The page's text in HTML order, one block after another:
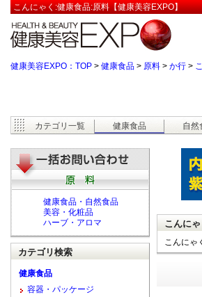
こんにゃく:健康食品:原料【健康美容EXPO】
健康美容EXPO：TOP > 健康食品 > 原料 > か行 >
カテゴリ一覧 健康食品 自然
こんにゃ
こんにゃ
健康食品・自然食品
美容・化粧品
ハーブ・アロマ
カテゴリ検索
健康食品
容器・パッケージ